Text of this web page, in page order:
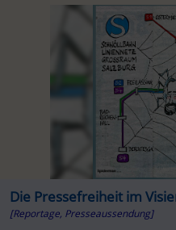
Die Pressefreiheit im
[Reportage, Presseaussendung]